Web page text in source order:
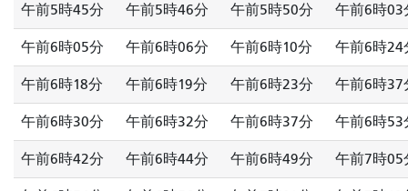
午前5時45分 午前5時46分 午前5時50分 午前6時03
午前6時05分 午前6時06分 午前6時10分 午前6時24
午前6時18分 午前6時19分 午前6時23分 午前6時37
午前6時30分 午前6時32分 午前6時37分 午前6時53
午前6時42分 午前6時44分 午前6時49分 午前7時05